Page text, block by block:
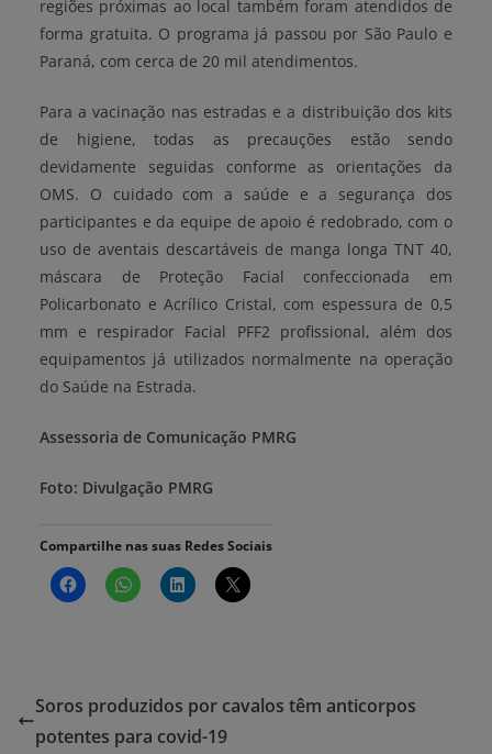
regiões próximas ao local também foram atendidos de
forma gratuita. O programa já passou por São Paulo e
Paraná, com cerca de 20 mil atendimentos.
Para a vacinação nas estradas e a distribuição dos kits
de higiene, todas as precauções estão sendo
devidamente seguidas conforme as orientações da
OMS. O cuidado com a saúde e a segurança dos
participantes e da equipe de apoio é redobrado, com o
uso de aventais descartáveis de manga longa TNT 40,
máscara de Proteção Facial confeccionada em
Policarbonato e Acrílico Cristal, com espessura de 0,5
mm e respirador Facial PFF2 profissional, além dos
equipamentos já utilizados normalmente na operação
do Saúde na Estrada.
Assessoria de Comunicação PMRG
Foto: Divulgação PMRG
Compartilhe nas suas Redes Sociais
Soros produzidos por cavalos têm anticorpos
potentes para covid-19